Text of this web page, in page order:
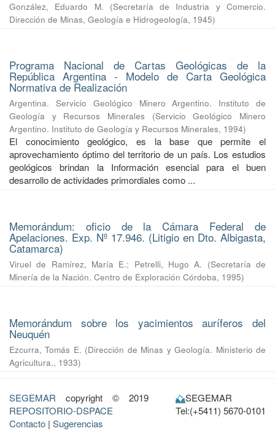
González, Eduardo M. (Secretaría de Industria y Comercio.
Dirección de Minas, Geología e Hidrogeología, 1945)
Programa Nacional de Cartas Geológicas de la
República Argentina - Modelo de Carta Geológica
Normativa de Realización
Argentina. Servicio Geológico Minero Argentino. Instituto de
Geología y Recursos Minerales
(Servicio Geológico Minero
Argentino. Instituto de Geología y Recursos Minerales, 1994)
El conocimiento geológico, es la base que permite el
aprovechamiento óptimo del territorio de un país. Los estudios
geológicos brindan la Información esencial para el buen
desarrollo de actividades primordiales como ...
Memorándum: oficio de la Cámara Federal de
Apelaciones. Exp. Nº 17.946. (Litigio en Dto. Albigasta,
Catamarca)
Viruel de Ramírez, María E.; Petrelli, Hugo A. (Secretaría de
Minería de la Nación. Centro de Exploración Córdoba, 1995)
Memorándum sobre los yacimientos auríferos del
Neuquén
Ezcurra, Tomás E. (Dirección de Minas y Geología. Ministerio de
Agricultura., 1933)
SEGEMAR copyright © 2019
REPOSITORIO-DSPACE
Contacto | Sugerencias
SEGEMAR
Tel:(+5411) 5670-0101